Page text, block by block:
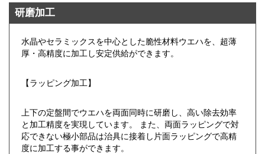
研磨加工
水晶やセラミックスを中心とした脆性材料ウエハを、超薄
厚・高精度に加工し安定供給ができます。
【ラッピング加工】
上下の定盤間でウエハを両面同時に研磨し、高い除去効率
と加工精度を実現しています。 また、両面ラッピングで対
応できない極小部品は治具に接着し片面ラッピングで高精
度に加工する事ができます。